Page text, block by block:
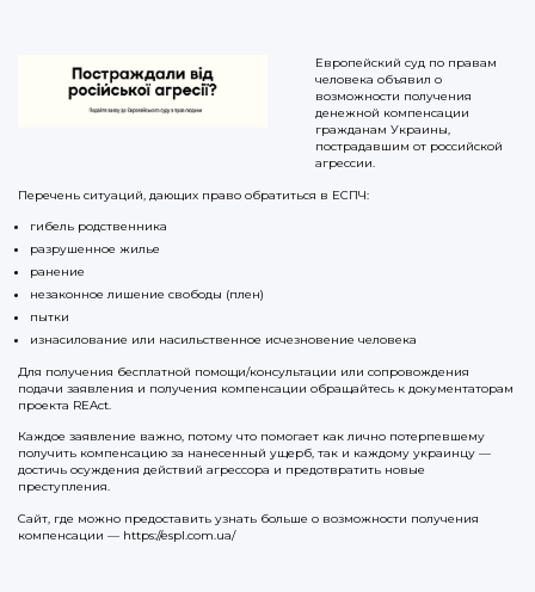
Европейский суд по правам
человека объявил о
возможности получения
денежной компенсации
гражданам Украины,
пострадавшим от российской
агрессии.
Перечень ситуаций, дающих право обратиться в ЕСПЧ:
гибель родственника
разрушенное жилье
ранение
незаконное лишение свободы (плен)
пытки
изнасилование или насильственное исчезновение человека
Для получения бесплатной помощи/консультации или сопровождения
подачи заявления и получения компенсации обращайтесь к документаторам
проекта REAct.
Каждое заявление важно, потому что помогает как лично потерпевшему
получить компенсацию за нанесенный ущерб, так и каждому украинцу —
достичь осуждения действий агрессора и предотвратить новые
преступления.
Сайт, где можно предоставить узнать больше о возможности получения
компенсации — https://espl.com.ua/